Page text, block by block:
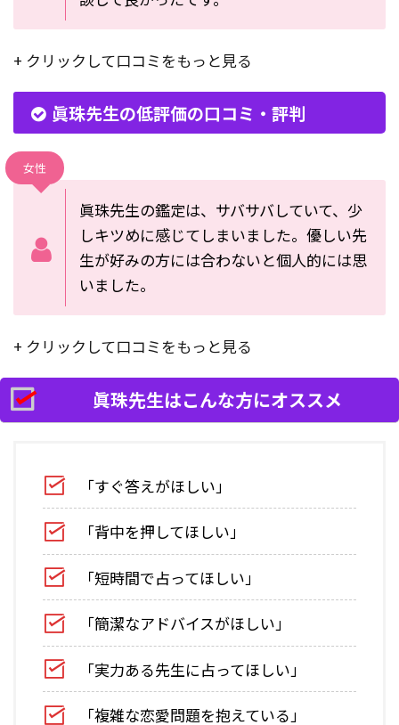
+ クリックして口コミをもっと見る
眞珠先生の低評価の口コミ・評判
女性
眞珠先生の鑑定は、サバサバしていて、少
しキツめに感じてしまいました。優しい先
生が好みの方には合わないと個人的には思
いました。
+ クリックして口コミをもっと見る
眞珠先生はこんな方にオススメ
「すぐ答えがほしい」
「背中を押してほしい」
「短時間で占ってほしい」
「簡潔なアドバイスがほしい」
「実力ある先生に占ってほしい」
「複雑な恋愛問題を抱えている」